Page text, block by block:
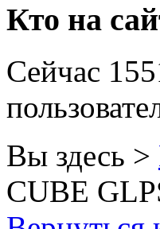
Hp(16)
Hq-tech
Htc
Htpc
Huawei
Ideazon
Кто на
Сейчас
Вы здесь >
CUBE